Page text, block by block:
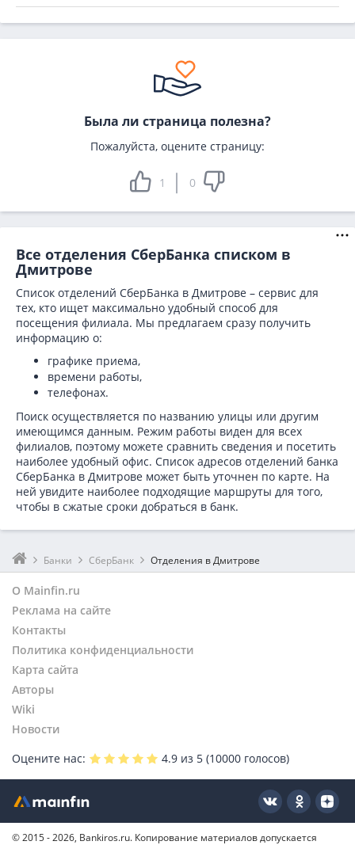
Была ли страница полезна?
Пожалуйста, оцените страницу:
1 0
Все отделения СберБанка списком в
Дмитрове
Список отделений СберБанка в Дмитрове – сервис для
тех, кто ищет максимально удобный способ для
посещения филиала. Мы предлагаем сразу получить
информацию о:
графике приема,
времени работы,
телефонах.
Поиск осуществляется по названию улицы или другим
имеющимся данным. Режим работы виден для всех
филиалов, поэтому можете сравнить сведения и посетить
наиболее удобный офис. Список адресов отделений банка
СберБанка в Дмитрове может быть уточнен по карте. На
ней увидите наиболее подходящие маршруты для того,
чтобы в сжатые сроки добраться в банк.
Банки СберБанк Отделения в Дмитрове
О Mainfin.ru
Реклама на сайте
Контакты
Политика конфиденциальности
Карта сайта
Авторы
Wiki
Новости
Оцените нас:
4.9 из 5 (10000 голосов)
© 2015 - 2026, Bankiros.ru. Копирование материалов допускается